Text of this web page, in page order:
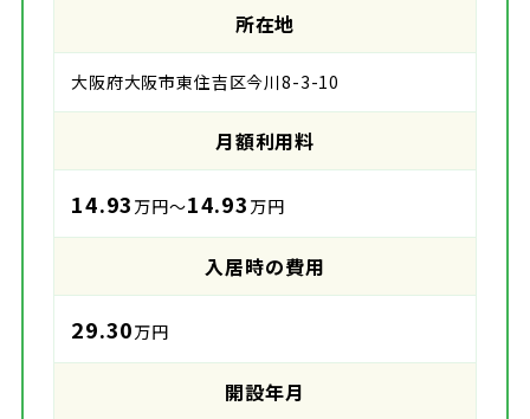
所在地
大阪府大阪市東住吉区今川8-3-10
月額利用料
14.93 万円～14.93 万円
入居時の費用
29.30万円
開設年月